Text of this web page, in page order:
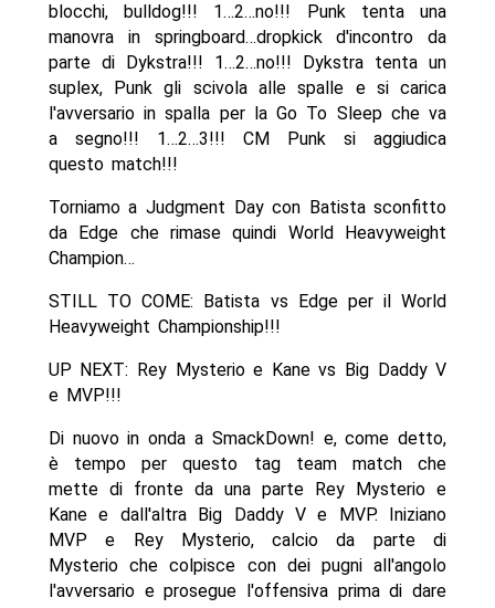
blocchi, bulldog!!! 1…2…no!!! Punk tenta una
manovra in springboard…dropkick d'incontro da
parte di Dykstra!!! 1…2…no!!! Dykstra tenta un
suplex, Punk gli scivola alle spalle e si carica
l'avversario in spalla per la Go To Sleep che va
a segno!!! 1…2…3!!! CM Punk si aggiudica
questo match!!!
Torniamo a Judgment Day con Batista sconfitto
da Edge che rimase quindi World Heavyweight
Champion…
STILL TO COME: Batista vs Edge per il World
Heavyweight Championship!!!
UP NEXT: Rey Mysterio e Kane vs Big Daddy V
e MVP!!!
Di nuovo in onda a SmackDown! e, come detto,
è tempo per questo tag team match che
mette di fronte da una parte Rey Mysterio e
Kane e dall'altra Big Daddy V e MVP. Iniziano
MVP e Rey Mysterio, calcio da parte di
Mysterio che colpisce con dei pugni all'angolo
l'avversario e prosegue l'offensiva prima di dare